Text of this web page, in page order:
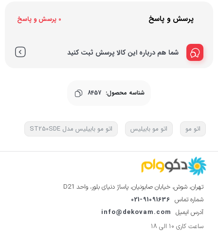
پرسش و پاسخ 0 پرسش و پاسخ
شما هم درباره این کالا پرسش ثبت کنید
شناسه محصول: 8457
اتو مو اتو مو بابیلیس اتو مو بابیلیس مدل ST250SDE
تهران، شوش، خیابان صابونیان، پاساژ دنیای بلور، واحد D21
شماره تماس 021-91091636
آدرس ایمیل info@dekovam.com
ساعت کاری 10 الی 18